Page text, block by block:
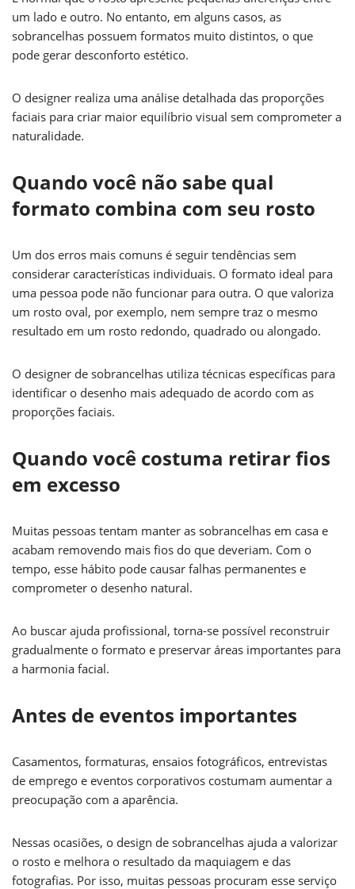
um lado e outro. No entanto, em alguns casos, as
sobrancelhas possuem formatos muito distintos, o que
pode gerar desconforto estético.
O designer realiza uma análise detalhada das proporções
faciais para criar maior equilíbrio visual sem comprometer a
naturalidade.
Quando você não sabe qual
formato combina com seu rosto
Um dos erros mais comuns é seguir tendências sem
considerar características individuais. O formato ideal para
uma pessoa pode não funcionar para outra. O que valoriza
um rosto oval, por exemplo, nem sempre traz o mesmo
resultado em um rosto redondo, quadrado ou alongado.
O designer de sobrancelhas utiliza técnicas específicas para
identificar o desenho mais adequado de acordo com as
proporções faciais.
Quando você costuma retirar fios
em excesso
Muitas pessoas tentam manter as sobrancelhas em casa e
acabam removendo mais fios do que deveriam. Com o
tempo, esse hábito pode causar falhas permanentes e
comprometer o desenho natural.
Ao buscar ajuda profissional, torna-se possível reconstruir
gradualmente o formato e preservar áreas importantes para
a harmonia facial.
Antes de eventos importantes
Casamentos, formaturas, ensaios fotográficos, entrevistas
de emprego e eventos corporativos costumam aumentar a
preocupação com a aparência.
Nessas ocasiões, o design de sobrancelhas ajuda a valorizar
o rosto e melhora o resultado da maquiagem e das
fotografias. Por isso, muitas pessoas procuram esse serviço